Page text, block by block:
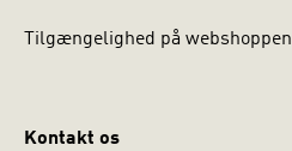
Tilgængelighed på webshoppen
Kontakt os